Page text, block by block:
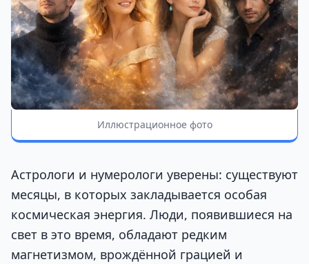
Иллюстрационное фото
Астрологи и нумерологи уверены: существуют
месяцы, в которых закладывается особая
космическая энергия. Люди, появившиеся на
свет в это время, обладают редким
магнетизмом, врождённой грацией и